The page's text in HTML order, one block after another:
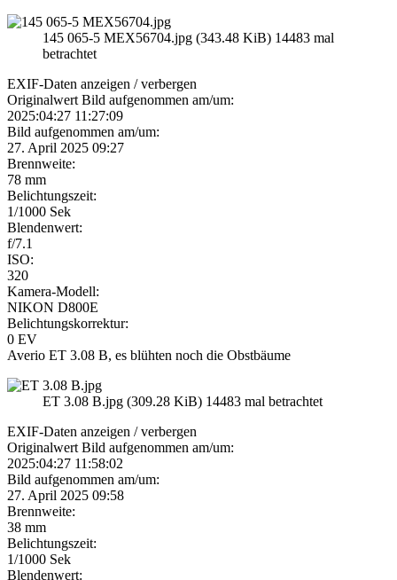
145 065-5 MEX56704.jpg (343.48 KiB) 14483 mal
betrachtet
EXIF-Daten anzeigen / verbergen
Originalwert Bild aufgenommen am/um:
2025:04:27 11:27:09
Bild aufgenommen am/um:
27. April 2025 09:27
Brennweite:
78 mm
Belichtungszeit:
1/1000 Sek
Blendenwert:
f/7.1
ISO:
320
Kamera-Modell:
NIKON D800E
Belichtungskorrektur:
0 EV
Averio ET 3.08 B, es blühten noch die Obstbäume
ET 3.08 B.jpg (309.28 KiB) 14483 mal betrachtet
EXIF-Daten anzeigen / verbergen
Originalwert Bild aufgenommen am/um:
2025:04:27 11:58:02
Bild aufgenommen am/um:
27. April 2025 09:58
Brennweite:
38 mm
Belichtungszeit:
1/1000 Sek
Blendenwert: